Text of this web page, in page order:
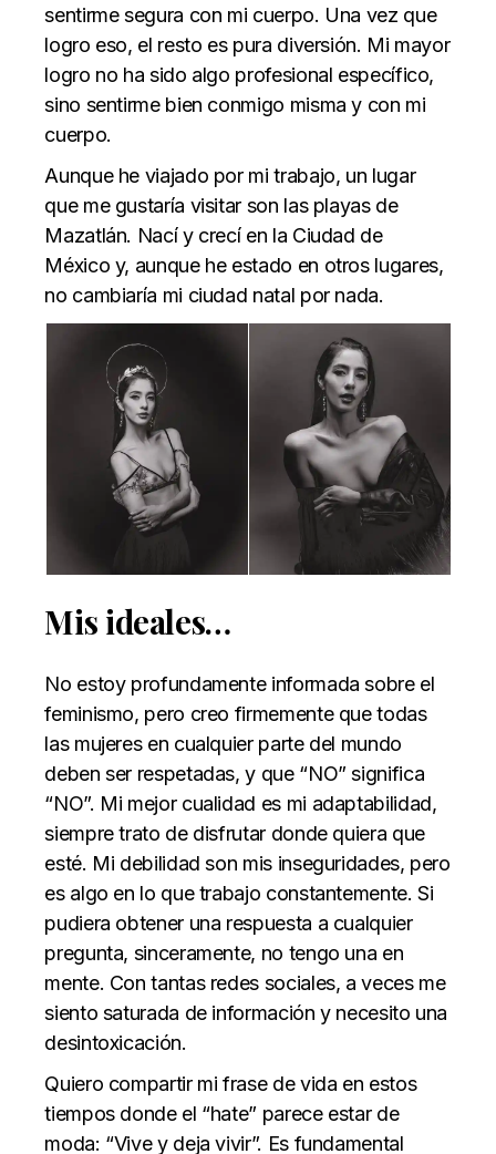
sentirme segura con mi cuerpo. Una vez que
logro eso, el resto es pura diversión. Mi mayor
logro no ha sido algo profesional específico,
sino sentirme bien conmigo misma y con mi
cuerpo.
Aunque he viajado por mi trabajo, un lugar
que me gustaría visitar son las playas de
Mazatlán. Nací y crecí en la Ciudad de
México y, aunque he estado en otros lugares,
no cambiaría mi ciudad natal por nada.
Mis ideales…
No estoy profundamente informada sobre el
feminismo, pero creo firmemente que todas
las mujeres en cualquier parte del mundo
deben ser respetadas, y que “NO” significa
“NO”. Mi mejor cualidad es mi adaptabilidad,
siempre trato de disfrutar donde quiera que
esté. Mi debilidad son mis inseguridades, pero
es algo en lo que trabajo constantemente. Si
pudiera obtener una respuesta a cualquier
pregunta, sinceramente, no tengo una en
mente. Con tantas redes sociales, a veces me
siento saturada de información y necesito una
desintoxicación.
Quiero compartir mi frase de vida en estos
tiempos donde el “hate” parece estar de
moda: “Vive y deja vivir”. Es fundamental